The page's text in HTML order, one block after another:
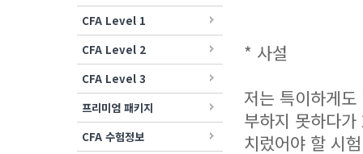
CFA Level 1
CFA Level 2
CFA Level 3
프리미엄 패키지
CFA 수험정보
* 사설
저는 특이하게
부하지 못하다
치렀어야 할 시